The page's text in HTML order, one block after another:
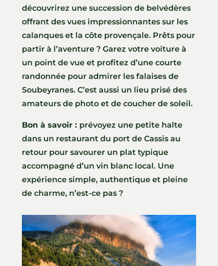
découvrirez une succession de belvédères
offrant des vues impressionnantes sur les
calanques et la côte provençale. Prêts pour
partir à l’aventure ? Garez votre voiture à
un point de vue et profitez d’une courte
randonnée pour admirer les falaises de
Soubeyranes. C’est aussi un lieu prisé des
amateurs de photo et de coucher de soleil.
Bon à savoir : prévoyez une petite halte
dans un restaurant du port de Cassis au
retour pour savourer un plat typique
accompagné d’un vin blanc local. Une
expérience simple, authentique et pleine
de charme, n’est-ce pas ?